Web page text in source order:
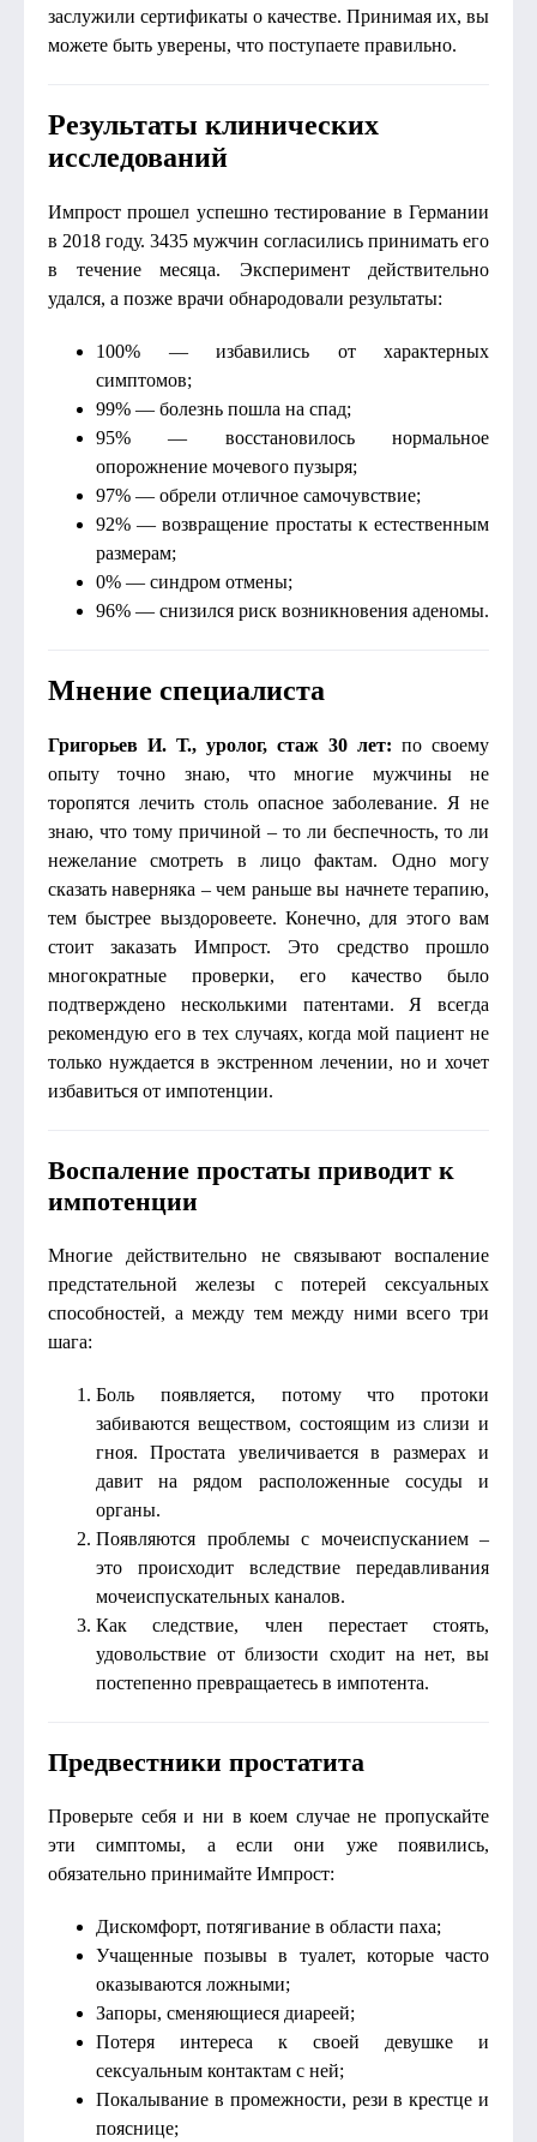
заслужили сертификаты о качестве. Принимая их, вы
можете быть уверены, что поступаете правильно.
Результаты клинических
исследований
Импрост прошел успешно тестирование в Германии
в 2018 году. 3435 мужчин согласились принимать его
в течение месяца. Эксперимент действительно
удался, а позже врачи обнародовали результаты:
100% — избавились от характерных
симптомов;
99% — болезнь пошла на спад;
95% — восстановилось нормальное
опорожнение мочевого пузыря;
97% — обрели отличное самочувствие;
92% — возвращение простаты к естественным
размерам;
0% — синдром отмены;
96% — снизился риск возникновения аденомы.
Мнение специалиста
Григорьев И. Т., уролог, стаж 30 лет: по своему
опыту точно знаю, что многие мужчины не
торопятся лечить столь опасное заболевание. Я не
знаю, что тому причиной – то ли беспечность, то ли
нежелание смотреть в лицо фактам. Одно могу
сказать наверняка – чем раньше вы начнете терапию,
тем быстрее выздоровеете. Конечно, для этого вам
стоит заказать Импрост. Это средство прошло
многократные проверки, его качество было
подтверждено несколькими патентами. Я всегда
рекомендую его в тех случаях, когда мой пациент не
только нуждается в экстренном лечении, но и хочет
избавиться от импотенции.
Воспаление простаты приводит к
импотенции
Многие действительно не связывают воспаление
предстательной железы с потерей сексуальных
способностей, а между тем между ними всего три
шага:
Боль появляется, потому что протоки
забиваются веществом, состоящим из слизи и
гноя. Простата увеличивается в размерах и
давит на рядом расположенные сосуды и
органы.
Появляются проблемы с мочеиспусканием –
это происходит вследствие передавливания
мочеиспускательных каналов.
Как следствие, член перестает стоять,
удовольствие от близости сходит на нет, вы
постепенно превращаетесь в импотента.
Предвестники простатита
Проверьте себя и ни в коем случае не пропускайте
эти симптомы, а если они уже появились,
обязательно принимайте Импрост:
Дискомфорт, потягивание в области паха;
Учащенные позывы в туалет, которые часто
оказываются ложными;
Запоры, сменяющиеся диареей;
Потеря интереса к своей девушке и
сексуальным контактам с ней;
Покалывание в промежности, рези в крестце и
пояснице;